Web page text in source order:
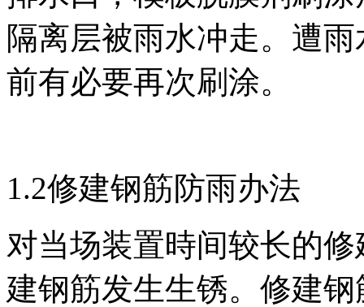
隔离层被雨水冲走。遭
前有必要再次刷涂。
1.2修建钢筋防雨办法
对当场装置時间较长的
建钢筋发生生锈。修建